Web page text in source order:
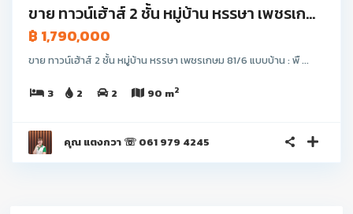
ขาย ทาวน์เฮ้าส์ 2 ชั้น หมู่บ้าน หรรษา เพชรเก...
฿ 1,790,000
ขาย ทาวน์เฮ้าส์ 2 ชั้น หมู่บ้าน หรรษา เพชรเกษม 81/6 แบบบ้าน : พื ...
3 2 2 90 m2
คุณ แตงกวา ☏ 061 979 4245